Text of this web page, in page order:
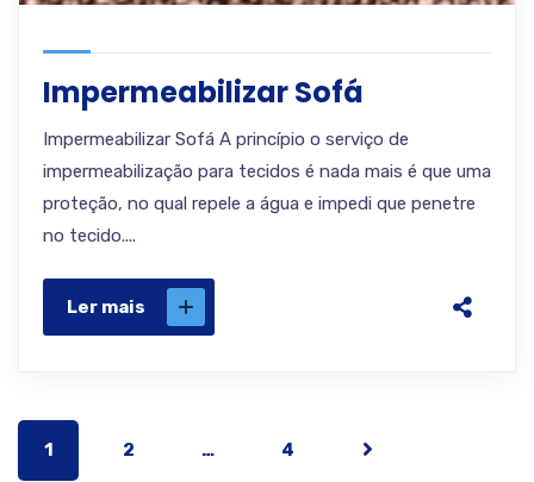
Impermeabilizar Sofá
Impermeabilizar Sofá A princípio o serviço de
impermeabilização para tecidos é nada mais é que uma
proteção, no qual repele a água e impedi que penetre
no tecido....
Ler mais
1 2 … 4